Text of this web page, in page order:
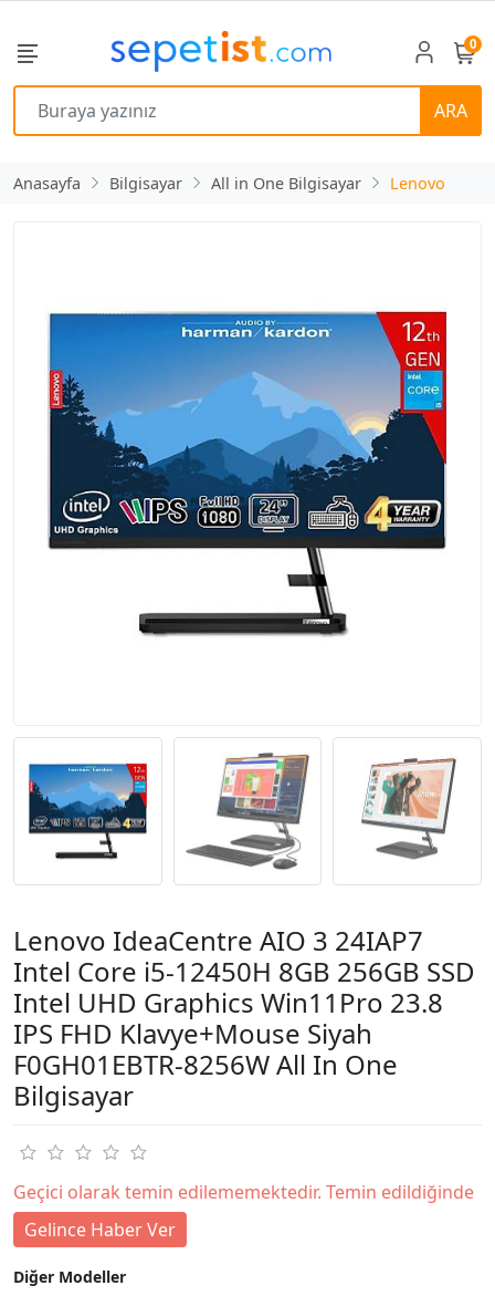
ARA
0
Anasayfa Bilgisayar All in One Bilgisayar Lenovo
Lenovo IdeaCentre AIO 3 24IAP7
Intel Core i5-12450H 8GB 256GB SSD
Intel UHD Graphics Win11Pro 23.8
IPS FHD Klavye+Mouse Siyah
F0GH01EBTR-8256W All In One
Bilgisayar
Geçici olarak temin edilememektedir. Temin edildiğinde
Gelince Haber Ver
Diğer Modeller